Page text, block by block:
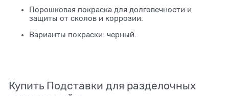
Порошковая покраска для долговечности и
защиты от сколов и коррозии.
Варианты покраски: черный.
Купить Подставки для разделочных